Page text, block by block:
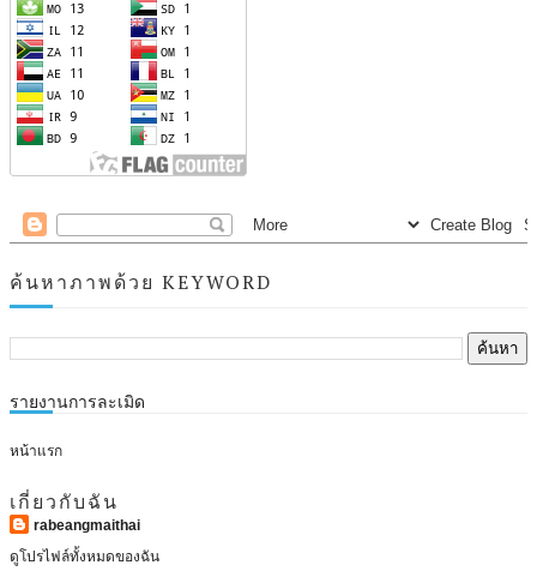
ค้นหาภาพด้วย KEYWORD
รายงานการละเมิด
หน้าแรก
เกี่ยวกับฉัน
rabeangmaithai
ดูโปรไฟล์ทั้งหมดของฉัน